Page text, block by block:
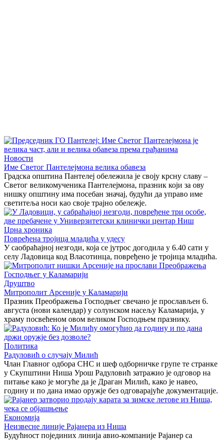
Новости
Име Светог Пантелејмона велика обавеза
Градска општина Пантелеј обележила је своју крсну славу –
Светог великомученика Пантелејмона, празник који за ову
нишку општину има посебан значај, будући да управо име
светитеља носи као своје трајно обележје.
Црна хроника
Повређена тројица младића у удесу
У саобраћајној незгоди, која се јутрос догодила у 6.40 сати у
селу Ладовица код Власотинца, повређено је тројица младића.
Друштво
Митрополит Арсеније у Каламарији
Празник Преображења Господњег свечано је прослављен 6.
августа (нови календар) у солунском насељу Каламарија, у
храму посвећеном овом великом Господњем празнику.
Политика
Радуловић о случају Милић
Члан Главног одбора СНС и шеф одборничке групе те странке
у Скупштини Ниша Урош Радуловић затражио је одговор на
питање како је могуће да је Драган Милић, како је навео,
годину и по дана имао оружје без одговарајуће документације.
Економија
Неизвесне линије Рајанера из Ниша
Будућност појединих линија авио-компаније Рајанер са